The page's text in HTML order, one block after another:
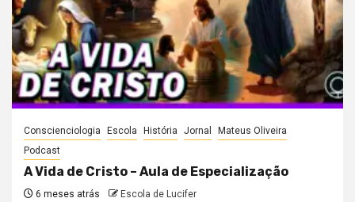
Conscienciologia Escola História Jornal
Mateus Oliveira
Podcast
A Vida de Cristo – Aula de Especialização
6 meses atrás Escola de Lucifer